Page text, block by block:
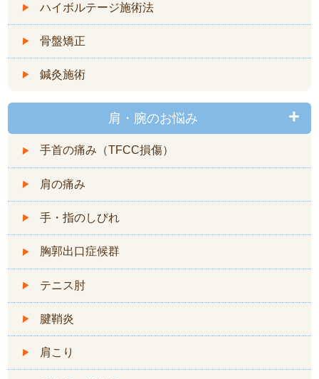
ハイボルテージ施術法
骨盤矯正
鍼灸施術
肩・腕のお悩み
手首の痛み（TFCC損傷）
肩の痛み
手・指のしびれ
胸郭出口症候群
テニス肘
腱鞘炎
肩こり